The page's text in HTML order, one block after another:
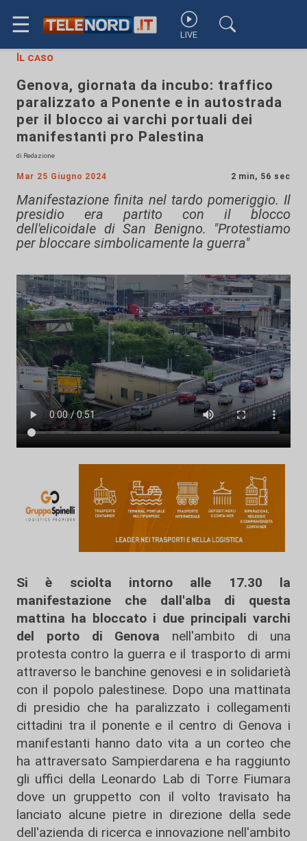
☰ LIVE
Il caso
Genova, giornata da incubo: traffico
paralizzato a Ponente e in autostrada
per il blocco ai varchi portuali dei
manifestanti pro Palestina
di Redazione
Mar 25 Giugno 2024 2 min, 56 sec
Manifestazione finita nel tardo pomeriggio. Il
presidio era partito con il blocco
dell'elicoidale di San Benigno. "Protestiamo
per bloccare simbolicamente la guerra"
Si è sciolta intorno alle 17.30 la
manifestazione che dall'alba di questa
mattina ha bloccato i due principali varchi
del porto di Genova nell'ambito di una
protesta contro la guerra e il trasporto di armi
attraverso le banchine genovesi e in solidarietà
con il popolo palestinese. Dopo una mattinata
di presidio che ha paralizzato i collegamenti
cittadini tra il ponente e il centro di Genova i
manifestanti hanno dato vita a un corteo che
ha attraversato Sampierdarena e ha raggiunto
gli uffici della Leonardo Lab di Torre Fiumara
dove un gruppetto con il volto travisato ha
lanciato alcune pietre in direzione della sede
dell'azienda di ricerca e innovazione nell'ambito